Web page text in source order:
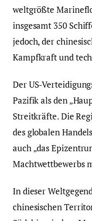
weltgrößte
insgesamt 350
jedoch, der
Kampfkraft und
Der US-
Pazifik als den
Streitkräfte. Die
des globalen
auch „das
Machtwettbewerbs
In dieser
chinesischen